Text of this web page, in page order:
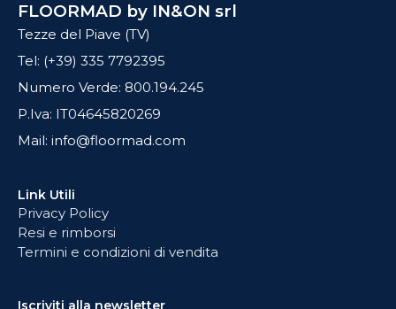
FLOORMAD by IN&ON srl
Tezze del Piave (TV)
Tel: (+39) 335 7792395
Numero Verde: 800.194.245
P.Iva: IT04645820269
Mail: info@floormad.com
Link Utili
Privacy Policy
Resi e rimborsi
Termini e condizioni di vendita
Iscriviti alla newsletter